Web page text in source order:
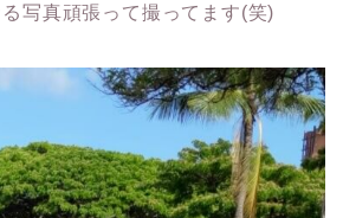
写真頑張って撮ってます(笑)